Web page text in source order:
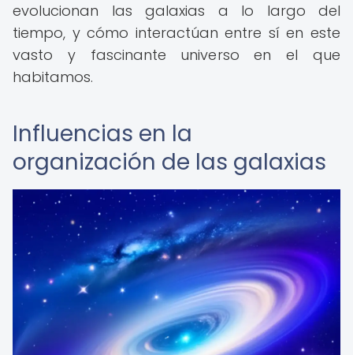
evolucionan las galaxias a lo largo del
tiempo, y cómo interactúan entre sí en este
vasto y fascinante universo en el que
habitamos.
Influencias en la
organización de las galaxias